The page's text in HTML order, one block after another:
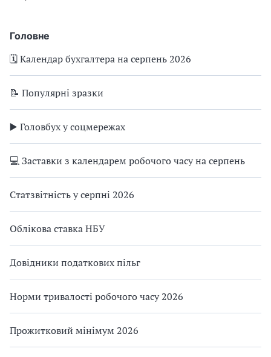
Головне
🗓️ Календар бухгалтера на серпень 2026
📝 Популярні зразки
▶️ Головбух у соцмережах
💻 Заставки з календарем робочого часу на серпень
Статзвітність у серпні 2026
Облікова ставка НБУ
Довідники податкових пільг
Норми тривалості робочого часу 2026
Прожитковий мінімум 2026